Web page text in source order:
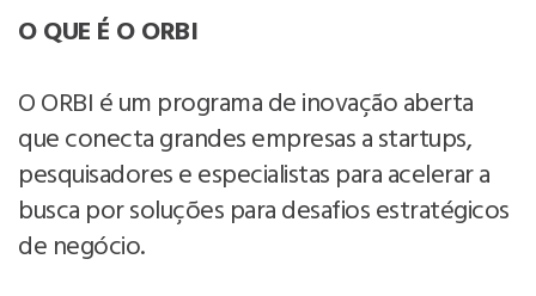
O QUE É O ORBI
O ORBI é um programa de inovação aberta
que conecta grandes empresas a startups,
pesquisadores e especialistas para acelerar a
busca por soluções para desafios estratégicos
de negócio.